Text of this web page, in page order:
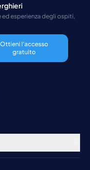
esperienza degli ospiti,
Ottieni l'accesso
gratuito